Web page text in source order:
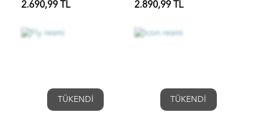
2.690,99 TL 2.890,99 TL
TÜKENDİ TÜKENDİ